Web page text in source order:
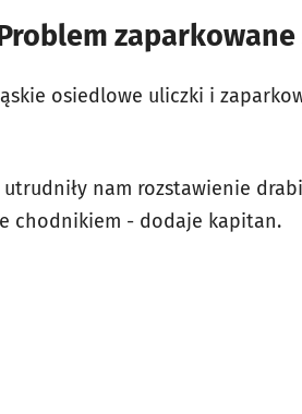
osiedlowe uliczki i
nam rozstawienie
chodnikiem - dodaje kapitan.